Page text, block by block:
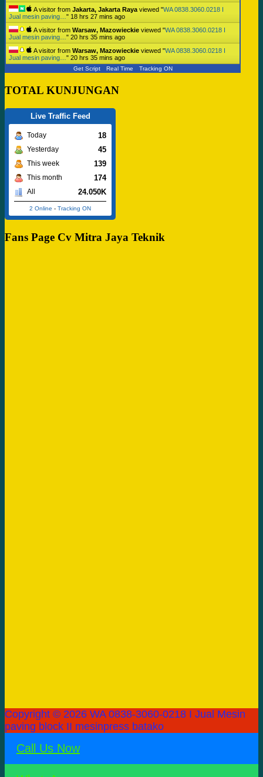
A visitor from Jakarta, Jakarta Raya viewed "WA 0838.3060.0218 I
Jual mesin paving… " 18 hrs 27 mins ago
A visitor from Warsaw, Mazowieckie viewed "WA 0838.3060.0218 I
Jual mesin paving… " 20 hrs 35 mins ago
A visitor from Warsaw, Mazowieckie viewed "WA 0838.3060.0218 I
Jual mesin paving… " 20 hrs 35 mins ago
Get Script Real Time Tracking ON
TOTAL KUNJUNGAN
Live Traffic Feed
Today 18
Yesterday 45
This week 139
This month 174
All 24.050K
2 Online - Tracking ON
Fans Page Cv Mitra Jaya Teknik
Copyright © 2026 WA 0838-3060-0218 I Jual Mesin
paving block II mesinpress batako
Call Us Now